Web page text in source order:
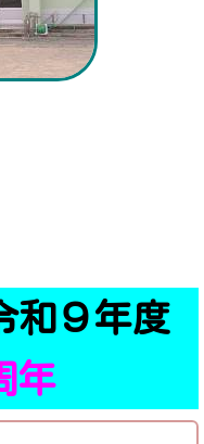
和９年度
年